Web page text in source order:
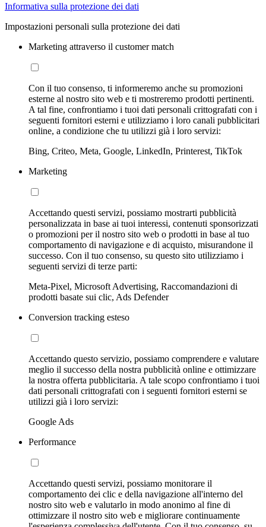
Informativa sulla protezione dei dati
Impostazioni personali sulla protezione dei dati
Marketing attraverso il customer match
Con il tuo consenso, ti informeremo anche su promozioni
esterne al nostro sito web e ti mostreremo prodotti pertinenti.
A tal fine, confrontiamo i tuoi dati personali crittografati con i
seguenti fornitori esterni e utilizziamo i loro canali pubblicitari
online, a condizione che tu utilizzi già i loro servizi:
Bing, Criteo, Meta, Google, LinkedIn, Printerest, TikTok
Marketing
Accettando questi servizi, possiamo mostrarti pubblicità
personalizzata in base ai tuoi interessi, contenuti sponsorizzati
o promozioni per il nostro sito web o prodotti in base al tuo
comportamento di navigazione e di acquisto, misurandone il
successo. Con il tuo consenso, su questo sito utilizziamo i
seguenti servizi di terze parti:
Meta-Pixel, Microsoft Advertising, Raccomandazioni di
prodotti basate sui clic, Ads Defender
Conversion tracking esteso
Accettando questo servizio, possiamo comprendere e valutare
meglio il successo della nostra pubblicità online e ottimizzare
la nostra offerta pubblicitaria. A tale scopo confrontiamo i tuoi
dati personali crittografati con i seguenti fornitori esterni se
utilizzi già i loro servizi:
Google Ads
Performance
Accettando questi servizi, possiamo monitorare il
comportamento dei clic e della navigazione all'interno del
nostro sito web e valutarlo in modo anonimo al fine di
ottimizzare il nostro sito web e migliorare continuamente